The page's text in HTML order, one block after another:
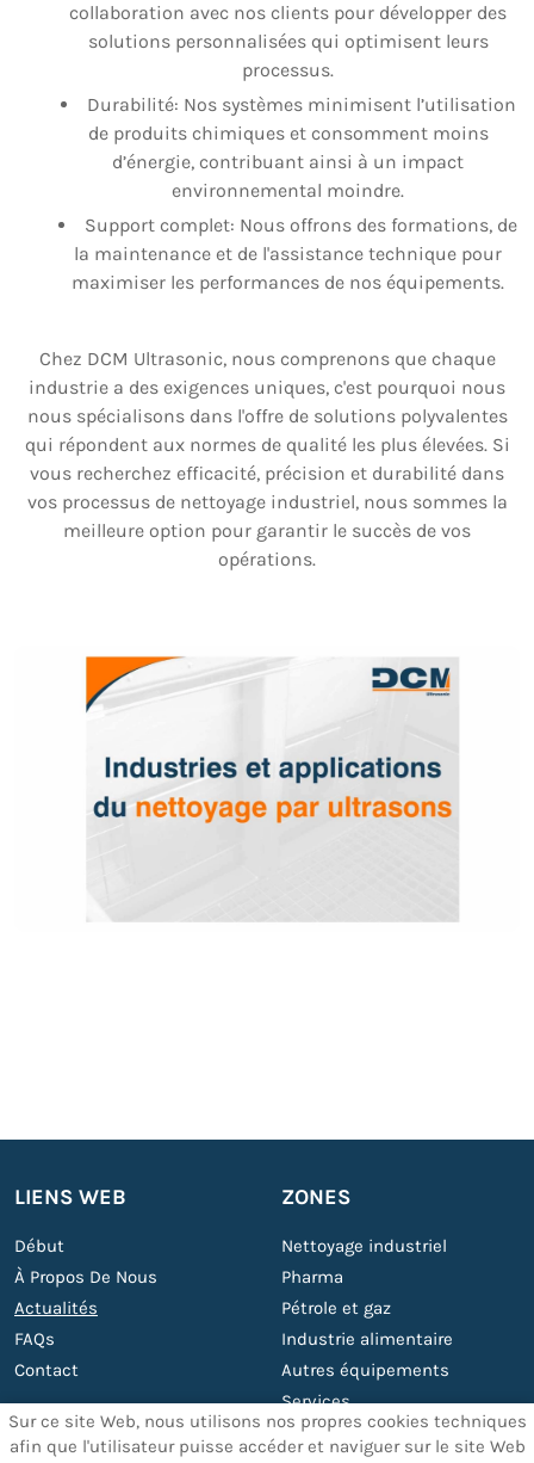
collaboration avec nos clients pour développer des
solutions personnalisées qui optimisent leurs
processus.
Durabilité: Nos systèmes minimisent l’utilisation
de produits chimiques et consomment moins
d’énergie, contribuant ainsi à un impact
environnemental moindre.
Support complet: Nous offrons des formations, de
la maintenance et de l'assistance technique pour
maximiser les performances de nos équipements.
Chez DCM Ultrasonic, nous comprenons que chaque
industrie a des exigences uniques, c'est pourquoi nous
nous spécialisons dans l'offre de solutions polyvalentes
qui répondent aux normes de qualité les plus élevées. Si
vous recherchez efficacité, précision et durabilité dans
vos processus de nettoyage industriel, nous sommes la
meilleure option pour garantir le succès de vos
opérations.
Sur ce site Web, nous utilisons nos propres cookies techniques
afin que l'utilisateur puisse accéder et naviguer sur le site Web
LIENS WEB
Début
À Propos De Nous
Actualités
FAQs
Contact
ZONES
Nettoyage industriel
Pharma
Pétrole et gaz
Industrie alimentaire
Autres équipements
Services